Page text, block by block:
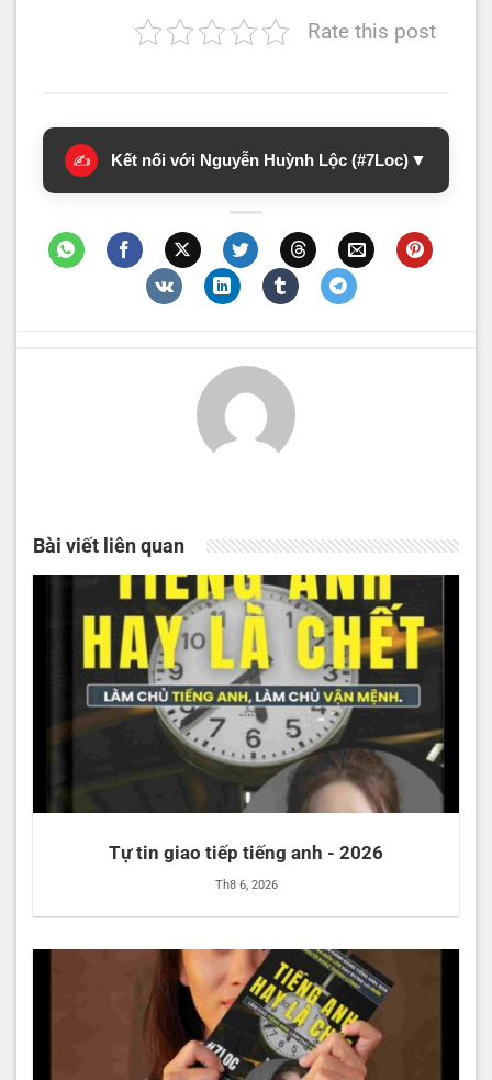
Rate this post
✍️ Kết nối với Nguyễn Huỳnh Lộc (#7Loc) ▼
Bài viết liên quan
Tự tin giao tiếp tiếng anh - 2026
Th8 6, 2026